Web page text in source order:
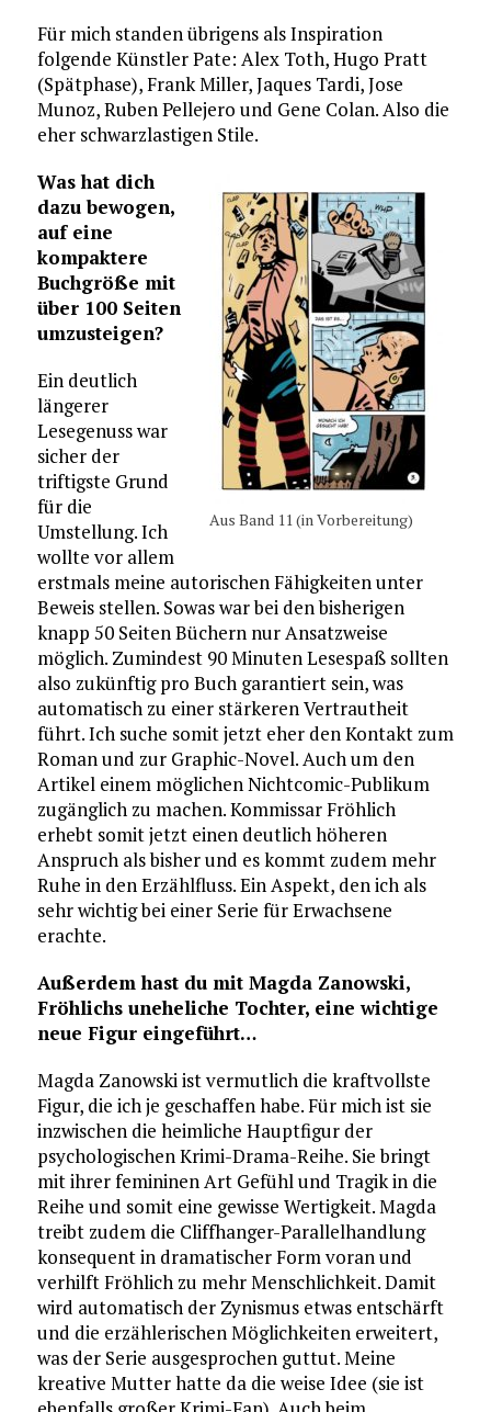
Für mich standen übrigens als Inspiration
folgende Künstler Pate: Alex Toth, Hugo Pratt
(Spätphase), Frank Miller, Jaques Tardi, Jose
Munoz, Ruben Pellejero und Gene Colan. Also die
eher schwarzlastigen Stile.
Aus Band 11 (in Vorbereitung)
Was hat dich
dazu bewogen,
auf eine
kompaktere
Buchgröße mit
über 100 Seiten
umzusteigen?
Ein deutlich
längerer
Lesegenuss war
sicher der
triftigste Grund
für die
Umstellung. Ich
wollte vor allem
erstmals meine autorischen Fähigkeiten unter
Beweis stellen. Sowas war bei den bisherigen
knapp 50 Seiten Büchern nur Ansatzweise
möglich. Zumindest 90 Minuten Lesespaß sollten
also zukünftig pro Buch garantiert sein, was
automatisch zu einer stärkeren Vertrautheit
führt. Ich suche somit jetzt eher den Kontakt zum
Roman und zur Graphic-Novel. Auch um den
Artikel einem möglichen Nichtcomic-Publikum
zugänglich zu machen. Kommissar Fröhlich
erhebt somit jetzt einen deutlich höheren
Anspruch als bisher und es kommt zudem mehr
Ruhe in den Erzählfluss. Ein Aspekt, den ich als
sehr wichtig bei einer Serie für Erwachsene
erachte.
Außerdem hast du mit Magda Zanowski,
Fröhlichs uneheliche Tochter, eine wichtige
neue Figur eingeführt…
Magda Zanowski ist vermutlich die kraftvollste
Figur, die ich je geschaffen habe. Für mich ist sie
inzwischen die heimliche Hauptfigur der
psychologischen Krimi-Drama-Reihe. Sie bringt
mit ihrer femininen Art Gefühl und Tragik in die
Reihe und somit eine gewisse Wertigkeit. Magda
treibt zudem die Cliffhanger-Parallelhandlung
konsequent in dramatischer Form voran und
verhilft Fröhlich zu mehr Menschlichkeit. Damit
wird automatisch der Zynismus etwas entschärft
und die erzählerischen Möglichkeiten erweitert,
was der Serie ausgesprochen guttut. Meine
kreative Mutter hatte da die weise Idee (sie ist